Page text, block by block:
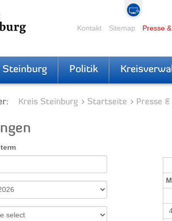
Kontakt Sitemap Presse
Steinburg Politik
Kreis Steinburg Startseite Presse